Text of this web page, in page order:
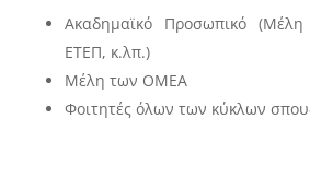
Ακαδημαϊκό Προσωπικό
ΕΤΕΠ, κ.λπ.)
Μέλη των ΟΜΕΑ
Φοιτητές όλων των κύκλων